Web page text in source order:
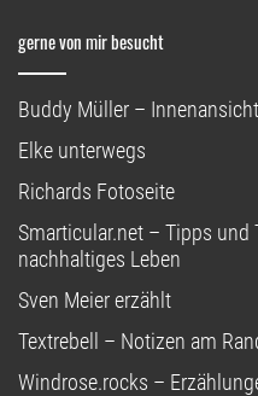
gerne von mir besucht
Buddy Müller –
Elke unterwegs
Richards Fotoseite
Smarticular.net – Tipps
nachhaltiges Leben
Sven Meier erzählt
Textrebell – Notizen am
Windrose.rocks –